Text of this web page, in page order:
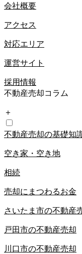
会社概要
アクセス
対応エリア
運営サイト
採用情報
不動産売却コラム
＋
不動産売却の基礎知
空き家・空き地
相続
売却にまつわるお金
さいたま市の不動産
戸田市の不動産売却
川口市の不動産売却